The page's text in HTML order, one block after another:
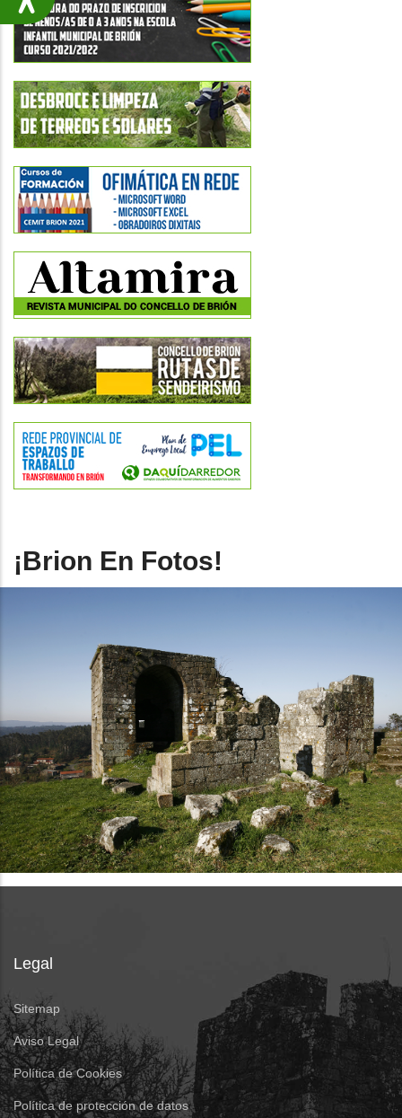
¡Brion En Fotos!
Legal
Sitemap
Aviso Legal
Política de Cookies
Política de protección de datos